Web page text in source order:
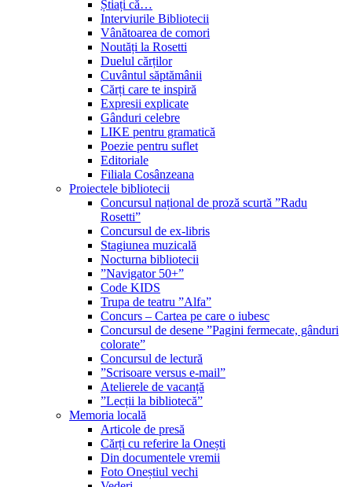
Știați că…
Interviurile Bibliotecii
Vânătoarea de comori
Noutăți la Rosetti
Duelul cărților
Cuvântul săptămânii
Cărți care te inspiră
Expresii explicate
Gânduri celebre
LIKE pentru gramatică
Poezie pentru suflet
Editoriale
Filiala Cosânzeana
Proiectele bibliotecii
Concursul național de proză scurtă ”Radu
Rosetti”
Concursul de ex-libris
Stagiunea muzicală
Nocturna bibliotecii
”Navigator 50+”
Code KIDS
Trupa de teatru ”Alfa”
Concurs – Cartea pe care o iubesc
Concursul de desene ”Pagini fermecate, gânduri
colorate”
Concursul de lectură
”Scrisoare versus e-mail”
Atelierele de vacanță
”Lecții la bibliotecă”
Memoria locală
Articole de presă
Cărți cu referire la Onești
Din documentele vremii
Foto Oneștiul vechi